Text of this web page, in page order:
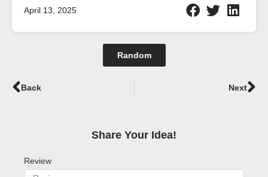
April 13, 2025
Random
Prev
Back Next
Share Your Idea!​
Review